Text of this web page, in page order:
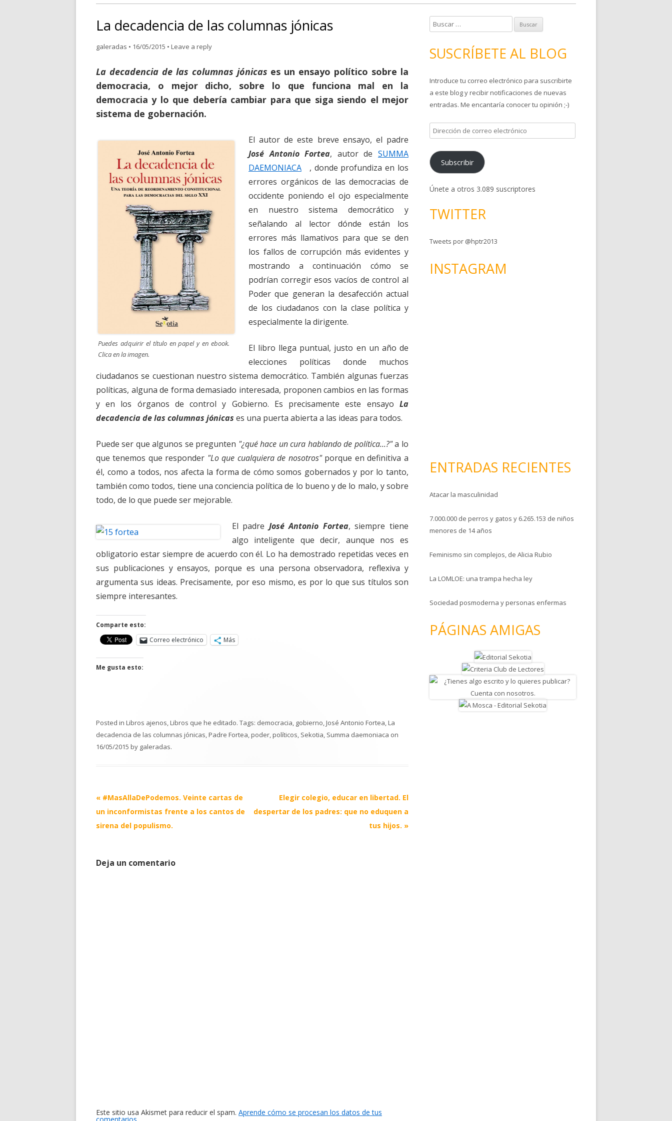
La decadencia de las columnas jónicas
galeradas • 16/05/2015 • Leave a reply
La decadencia de las columnas jónicas es un ensayo político sobre la
democracia, o mejor dicho, sobre lo que funciona mal en la
democracia y lo que debería cambiar para que siga siendo el mejor
sistema de gobernación.
Puedes adquirir el título en papel y en ebook.
Clica en la imagen.
El autor de este breve ensayo, el padre
José Antonio Fortea, autor de SUMMA
DAEMONIACA
, donde profundiza en los
errores orgánicos de las democracias de
occidente poniendo el ojo especialmente
en nuestro sistema democrático y
señalando al lector dónde están los
errores más llamativos para que se den
los fallos de corrupción más evidentes y
mostrando a continuación cómo se
podrían corregir esos vacíos de control al
Poder que generan la desafección actual
de los ciudadanos con la clase política y
especialmente la dirigente.
El libro llega puntual, justo en un año de
elecciones políticas donde muchos
ciudadanos se cuestionan nuestro sistema democrático. También algunas fuerzas
políticas, alguna de forma demasiado interesada, proponen cambios en las formas
y en los órganos de control y Gobierno. Es precisamente este ensayo La
decadencia de las columnas jónicas es una puerta abierta a las ideas para todos.
Puede ser que algunos se pregunten "¿qué hace un cura hablando de política...?"a lo
que tenemos que responder "Lo que cualquiera de nosotros"porque en definitiva a
él, como a todos, nos afecta la forma de cómo somos gobernados y por lo tanto,
también como todos, tiene una conciencia política de lo bueno y de lo malo, y sobre
todo, de lo que puede ser mejorable.
El padre José Antonio Fortea, siempre tiene
algo inteligente que decir, aunque nos es
obligatorio estar siempre de acuerdo con él. Lo ha demostrado repetidas veces en
sus publicaciones y ensayos, porque es una persona observadora, reflexiva y
argumenta sus ideas. Precisamente, por eso mismo, es por lo que sus títulos son
siempre interesantes.
Comparte esto:
Correo electrónico
Más
Me gusta esto:
Posted in Libros ajenos,Libros que he editado. Tags: democracia, gobierno,José Antonio Fortea,La
decadencia de las columnas jónicas,Padre Fortea,poder,políticos, Sekotia, Summa daemoniaca on
16/05/2015 by galeradas.
Post
navigation
« #MasAllaDePodemos. Veinte cartas de
un inconformistas frente a los cantos de
sirena del populismo.
Elegir colegio, educar en libertad. El
despertar de los padres: que no eduquen a
tus hijos. »
Deja un comentario
Este sitio usa Akismet para reducir el spam. Aprende cómo se procesan los datos de tus
u
c
r
:
SUSCRÍBETE AL BLOG
Introduce tu correo electrónico para suscribirte
a este blog y recibir notificaciones de nuevas
entradas. Me encantaría conocer tu opinión ;-)
D
i
e
c
ó
o
Subscribir
Únete a otros 3.089 suscriptores
TWITTER
Tweets por @hptr2013
INSTAGRAM
ENTRADAS RECIENTES
Atacar la masculinidad
7.000.000 de perros y gatos y 6.265.153 de niños
menores de 14 años
Feminismo sin complejos, de Alicia Rubio
La LOMLOE: una trampa hecha ley
Sociedad posmoderna y personas enfermas
PÁGINAS AMIGAS